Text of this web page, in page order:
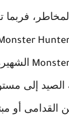
المخاطر،
الصيد إلى
أو